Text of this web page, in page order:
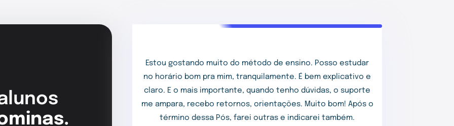
Estou gostando muito do método de ensino. Posso estudar
no horário bom pra mim, tranquilamente. É bem explicativo e
claro. E o mais importante, quando tenho dúvidas, o suporte
me ampara, recebo retornos, orientações. Muito bom! Após o
término dessa Pós, farei outras e indicarei também.